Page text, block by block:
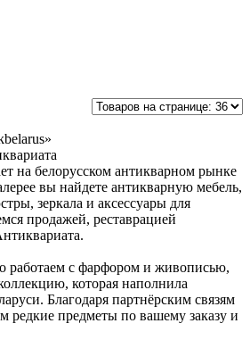
на белорусском антикварном рынке
вы найдете антикварную мебель,
зеркала и аксессуары для
продажей, реставрацией
работаем с фарфором и живописью,
которая наполнила
Благодаря партнёрским связям
предметы по вашему заказу и